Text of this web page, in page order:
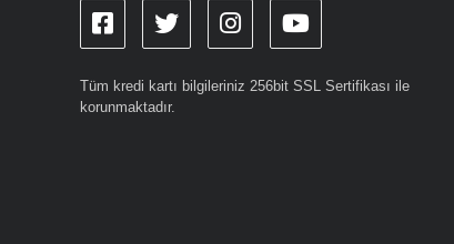
Tüm kredi kartı bilgileriniz 256bit SSL Sertifikası ile
korunmaktadır.